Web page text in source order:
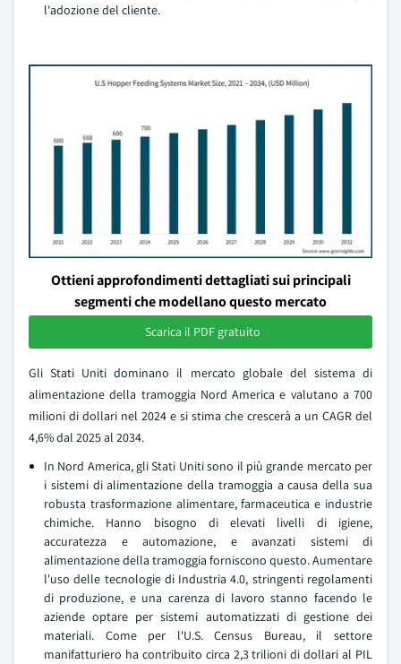
l'adozione del cliente.
Ottieni approfondimenti dettagliati sui principali
segmenti che modellano questo mercato
Scarica il PDF gratuito
Gli Stati Uniti dominano il mercato globale del sistema di
alimentazione della tramoggia Nord America e valutano a 700
milioni di dollari nel 2024 e si stima che crescerà a un CAGR del
4,6% dal 2025 al 2034.
In Nord America, gli Stati Uniti sono il più grande mercato per
i sistemi di alimentazione della tramoggia a causa della sua
robusta trasformazione alimentare, farmaceutica e industrie
chimiche. Hanno bisogno di elevati livelli di igiene,
accuratezza e automazione, e avanzati sistemi di
alimentazione della tramoggia forniscono questo. Aumentare
l'uso delle tecnologie di Industria 4.0, stringenti regolamenti
di produzione, e una carenza di lavoro stanno facendo le
aziende optare per sistemi automatizzati di gestione dei
materiali. Come per l'U.S. Census Bureau, il settore
manifatturiero ha contribuito circa 2,3 trilioni di dollari al PIL